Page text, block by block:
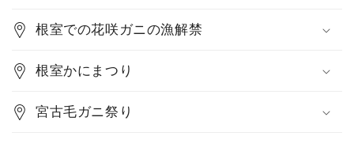
根室での花咲ガニの漁解禁
根室かにまつり
宮古毛ガニ祭り